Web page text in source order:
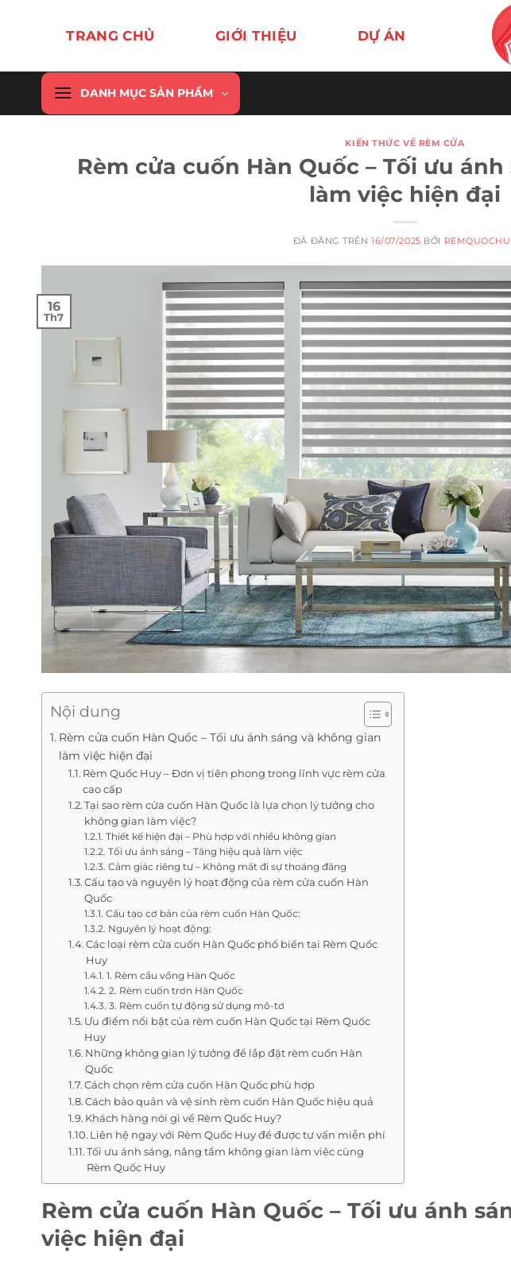
dung
TRANG CHỦ GIỚI THIỆU DỰ ÁN
DANH MỤC SẢN PHẨM
KIẾN THỨC VỀ RÈM CỬA
Rèm cửa cuốn Hàn Quốc – Tối ưu
làm việc hiện đại
ĐÃ ĐĂNG TRÊN16/07/2025 BỞI
16
Th7
Nội dung
Rèm cửa cuốn Hàn Quốc – Tối ưu ánh sáng và không gian
làm việc hiện đại
Rèm Quốc Huy – Đơn vị tiên phong trong lĩnh vực rèm cửa
cao cấp
Tại sao rèm cửa cuốn Hàn Quốc là lựa chọn lý tưởng cho
không gian làm việc?
Thiết kế hiện đại – Phù hợp với nhiều không gian
Tối ưu ánh sáng – Tăng hiệu quả làm việc
Cảm giác riêng tư – Không mất đi sự thoáng đãng
Cấu tạo và nguyên lý hoạt động của rèm cửa cuốn Hàn
Quốc
Cấu tạo cơ bản của rèm cuốn Hàn Quốc:
Nguyên lý hoạt động:
Các loại rèm cửa cuốn Hàn Quốc phổ biến tại Rèm Quốc
Huy
1. Rèm cầu vồng Hàn Quốc
2. Rèm cuốn trơn Hàn Quốc
3. Rèm cuốn tự động sử dụng mô-tơ
Ưu điểm nổi bật của rèm cuốn Hàn Quốc tại Rèm Quốc
Huy
Những không gian lý tưởng để lắp đặt rèm cuốn Hàn
Quốc
Cách chọn rèm cửa cuốn Hàn Quốc phù hợp
Cách bảo quản và vệ sinh rèm cuốn Hàn Quốc hiệu quả
Khách hàng nói gì về Rèm Quốc Huy?
Liên hệ ngay với Rèm Quốc Huy để được tư vấn miễn phí
Tối ưu ánh sáng, nâng tầm không gian làm việc cùng
Rèm Quốc Huy
Rèm cửa cuốn Hàn Quốc – Tối ưu ánh
việc hiện đại